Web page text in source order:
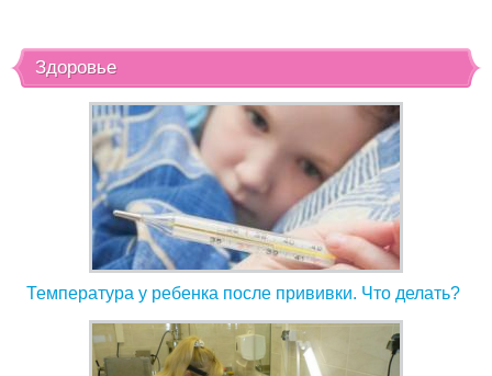
Здоровье
Температура у ребенка после прививки. Что делать?